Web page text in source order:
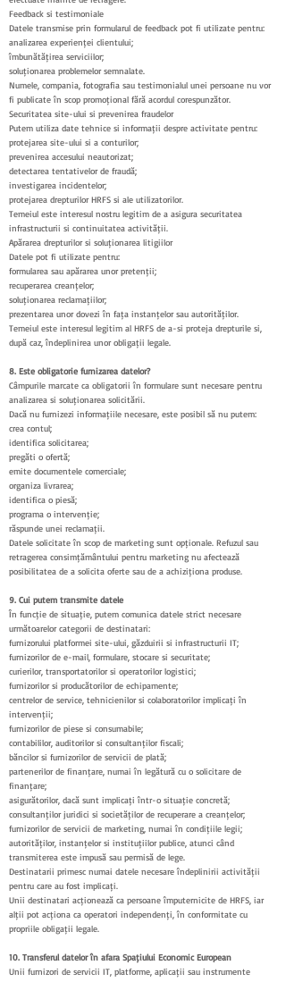
Feedback și testimoniale
Datele transmise prin formularul de feedback pot fi utilizate pentru:
analizarea experienței clientului;
îmbunătățirea serviciilor;
soluționarea problemelor semnalate.
Numele, compania, fotografia sau testimonialul unei persoane nu vor
fi publicate în scop promoțional fără acordul corespunzător.
Securitatea site-ului și prevenirea fraudelor
Putem utiliza date tehnice și informații despre activitate pentru:
protejarea site-ului și a conturilor;
prevenirea accesului neautorizat;
detectarea tentativelor de fraudă;
investigarea incidentelor;
protejarea drepturilor HRFS și ale utilizatorilor.
Temeiul este interesul nostru legitim de a asigura securitatea
infrastructurii și continuitatea activității.
Apărarea drepturilor și soluționarea litigiilor
Datele pot fi utilizate pentru:
formularea sau apărarea unor pretenții;
recuperarea creanțelor;
soluționarea reclamațiilor;
prezentarea unor dovezi în fața instanțelor sau autorităților.
Temeiul este interesul legitim al HRFS de a-și proteja drepturile și,
după caz, îndeplinirea unor obligații legale.
8. Este obligatorie furnizarea datelor?
Câmpurile marcate ca obligatorii în formulare sunt necesare pentru
analizarea și soluționarea solicitării.
Dacă nu furnizezi informațiile necesare, este posibil să nu putem:
crea contul;
identifica solicitarea;
pregăti o ofertă;
emite documentele comerciale;
organiza livrarea;
identifica o piesă;
programa o intervenție;
răspunde unei reclamații.
Datele solicitate în scop de marketing sunt opționale. Refuzul sau
retragerea consimțământului pentru marketing nu afectează
posibilitatea de a solicita oferte sau de a achiziționa produse.
9. Cui putem transmite datele
În funcție de situație, putem comunica datele strict necesare
următoarelor categorii de destinatari:
furnizorului platformei site-ului, găzduirii și infrastructurii IT;
furnizorilor de e-mail, formulare, stocare și securitate;
curierilor, transportatorilor și operatorilor logistici;
furnizorilor și producătorilor de echipamente;
centrelor de service, tehnicienilor și colaboratorilor implicați în
intervenții;
furnizorilor de piese și consumabile;
contabililor, auditorilor și consultanților fiscali;
băncilor și furnizorilor de servicii de plată;
partenerilor de finanțare, numai în legătură cu o solicitare de
finanțare;
asigurătorilor, dacă sunt implicați într-o situație concretă;
consultanților juridici și societăților de recuperare a creanțelor;
furnizorilor de servicii de marketing, numai în condițiile legii;
autorităților, instanțelor și instituțiilor publice, atunci când
transmiterea este impusă sau permisă de lege.
Destinatarii primesc numai datele necesare îndeplinirii activității
pentru care au fost implicați.
Unii destinatari acționează ca persoane împuternicite de HRFS, iar
alții pot acționa ca operatori independenți, în conformitate cu
propriile obligații legale.
10. Transferul datelor în afara Spațiului Economic European
Unii furnizori de servicii IT, platforme, aplicații sau instrumente